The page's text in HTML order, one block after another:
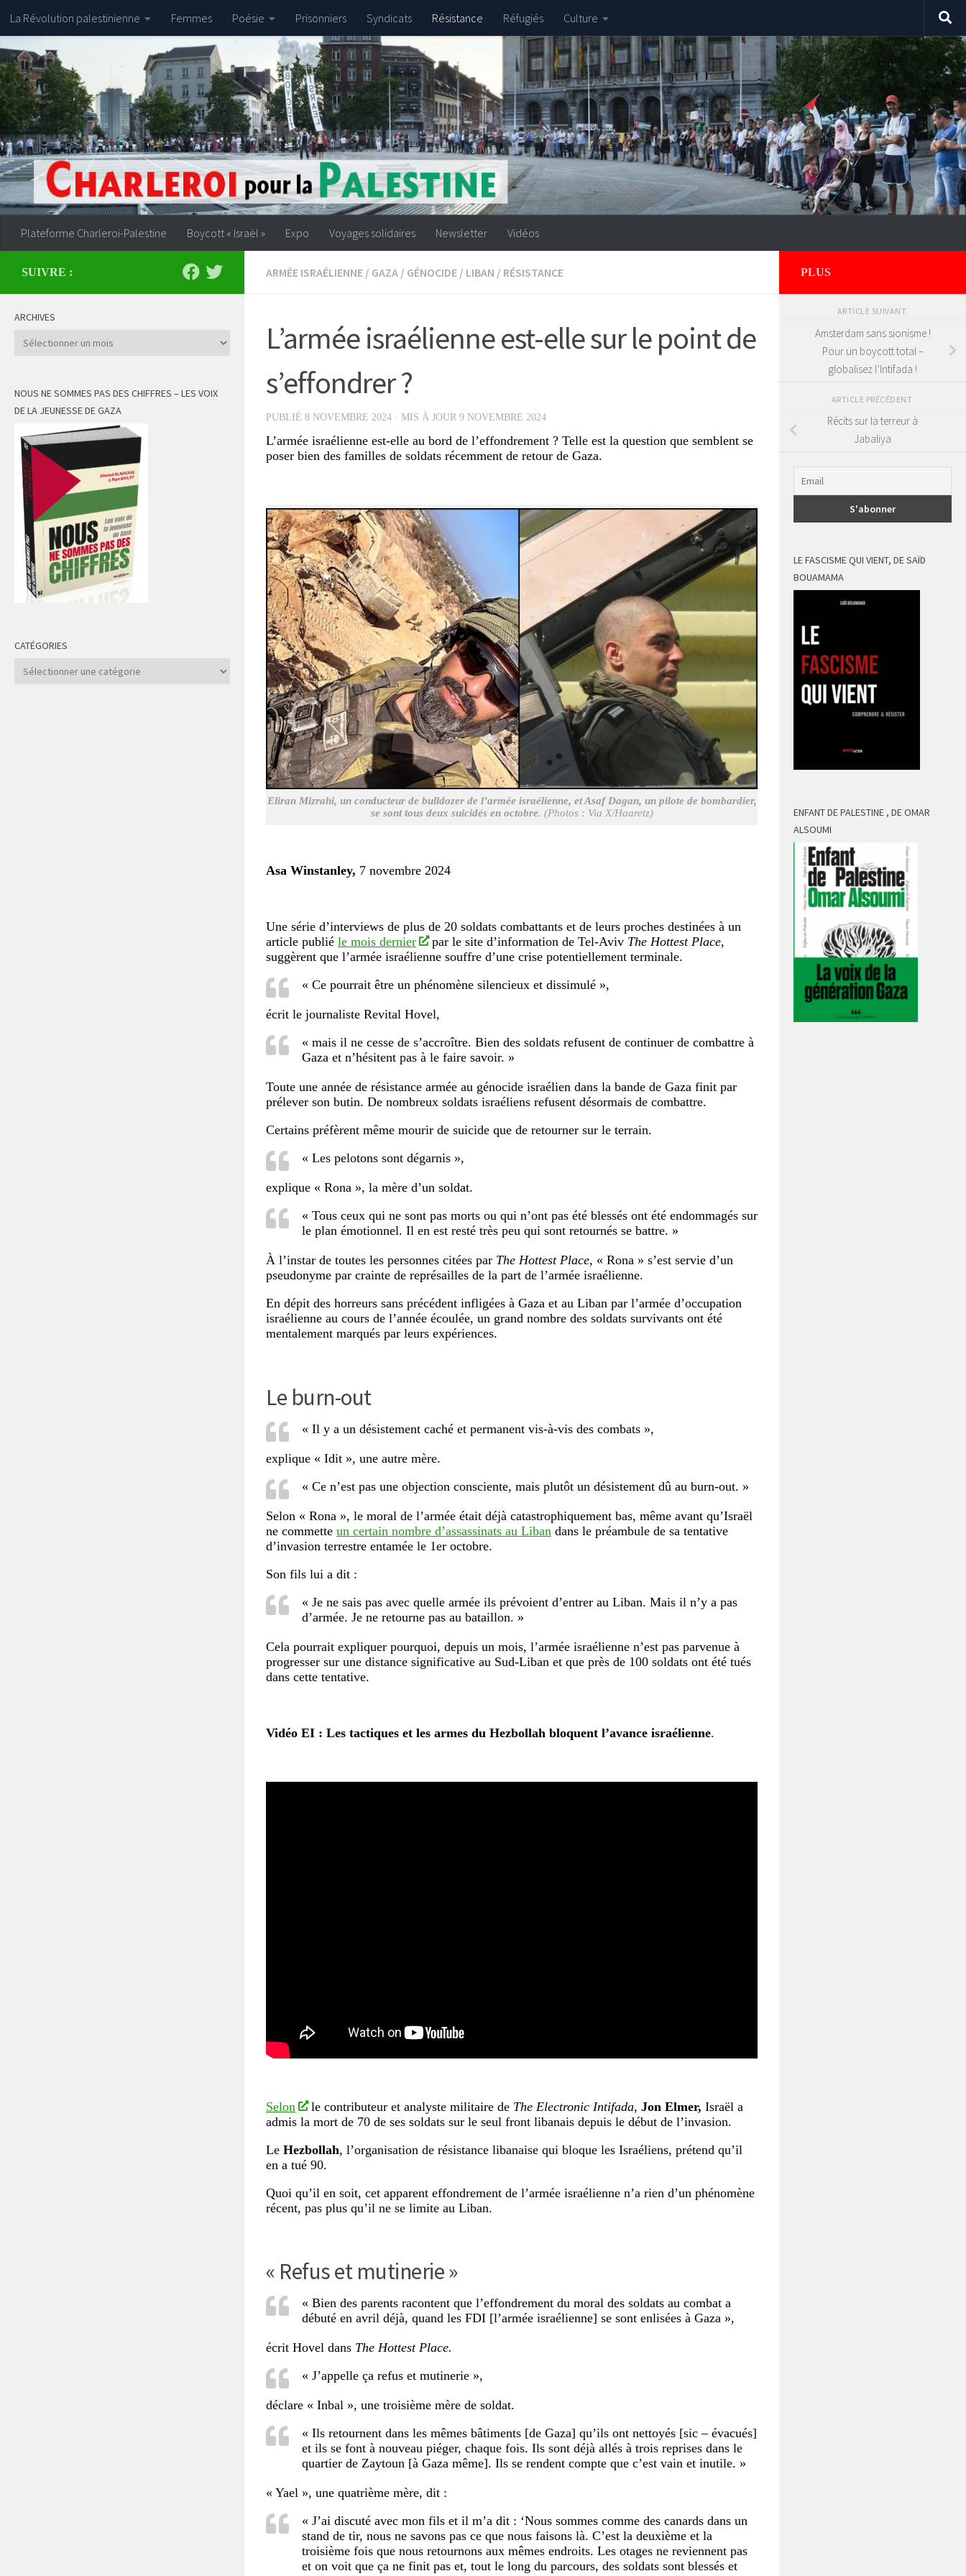
Skip to content
La Révolution palestinienne Femmes Poésie Prisonniers Syndicats Résistance Réfugiés Culture
Plateforme Charleroi-Palestine Boycott « Israël » Expo Voyages solidaires Newsletter Vidéos
ARMÉE ISRAÉLIENNE / GAZA / GÉNOCIDE / LIBAN / RÉSISTANCE
L’armée israélienne est-elle sur le point de
s’effondrer ?
PUBLIÉ 8 NOVEMBRE 2024 · MIS À JOUR 9 NOVEMBRE 2024
L’armée israélienne est-elle au bord de l’effondrement ? Telle est la question que semblent se
poser bien des familles de soldats récemment de retour de Gaza.
Eliran Mizrahi, un conducteur de bulldozer de l’armée israélienne, et Asaf Dagan, un pilote de bombardier,
se sont tous deux suicidés en octobre. (Photos : Via X/Haaretz)
Asa Winstanley, 7 novembre 2024
Une série d’interviews de plus de 20 soldats combattants et de leurs proches destinées à un
article publié le mois dernier par le site d’information de Tel-Aviv The Hottest Place,
suggèrent que l’armée israélienne souffre d’une crise potentiellement terminale.
« Ce pourrait être un phénomène silencieux et dissimulé »,
écrit le journaliste Revital Hovel,
« mais il ne cesse de s’accroître. Bien des soldats refusent de continuer de combattre à
Gaza et n’hésitent pas à le faire savoir. »
Toute une année de résistance armée au génocide israélien dans la bande de Gaza finit par
prélever son butin. De nombreux soldats israéliens refusent désormais de combattre.
Certains préfèrent même mourir de suicide que de retourner sur le terrain.
« Les pelotons sont dégarnis »,
explique « Rona », la mère d’un soldat.
« Tous ceux qui ne sont pas morts ou qui n’ont pas été blessés ont été endommagés sur
le plan émotionnel. Il en est resté très peu qui sont retournés se battre. »
À l’instar de toutes les personnes citées par The Hottest Place, « Rona » s’est servie d’un
pseudonyme par crainte de représailles de la part de l’armée israélienne.
En dépit des horreurs sans précédent infligées à Gaza et au Liban par l’armée d’occupation
israélienne au cours de l’année écoulée, un grand nombre des soldats survivants ont été
mentalement marqués par leurs expériences.
Le burn-out
« Il y a un désistement caché et permanent vis-à-vis des combats »,
explique « Idit », une autre mère.
« Ce n’est pas une objection consciente, mais plutôt un désistement dû au burn-out. »
Selon « Rona », le moral de l’armée était déjà catastrophiquement bas, même avant qu’Israël
ne commette un certain nombre d’assassinats au Liban dans le préambule de sa tentative
d’invasion terrestre entamée le 1er octobre.
Son fils lui a dit :
« Je ne sais pas avec quelle armée ils prévoient d’entrer au Liban. Mais il n’y a pas
d’armée. Je ne retourne pas au bataillon. »
Cela pourrait expliquer pourquoi, depuis un mois, l’armée israélienne n’est pas parvenue à
progresser sur une distance significative au Sud-Liban et que près de 100 soldats ont été tués
dans cette tentative.
Vidéo EI : Les tactiques et les armes du Hezbollah bloquent l’avance israélienne.
Selon le contributeur et analyste militaire de The Electronic Intifada, Jon Elmer, Israël a
admis la mort de 70 de ses soldats sur le seul front libanais depuis le début de l’invasion.
Le Hezbollah, l’organisation de résistance libanaise qui bloque les Israéliens, prétend qu’il
en a tué 90.
Quoi qu’il en soit, cet apparent effondrement de l’armée israélienne n’a rien d’un phénomène
récent, pas plus qu’il ne se limite au Liban.
« Refus et mutinerie »
« Bien des parents racontent que l’effondrement du moral des soldats au combat a
débuté en avril déjà, quand les FDI [l’armée israélienne] se sont enlisées à Gaza »,
écrit Hovel dans The Hottest Place.
« J’appelle ça refus et mutinerie »,
déclare « Inbal », une troisième mère de soldat.
« Ils retournent dans les mêmes bâtiments [de Gaza] qu’ils ont nettoyés [sic – évacués]
et ils se font à nouveau piéger, chaque fois. Ils sont déjà allés à trois reprises dans le
quartier de Zaytoun [à Gaza même]. Ils se rendent compte que c’est vain et inutile. »
« Yael », une quatrième mère, dit :
« J’ai discuté avec mon fils et il m’a dit : ‘Nous sommes comme des canards dans un
stand de tir, nous ne savons pas ce que nous faisons là. C’est la deuxième et la
troisième fois que nous retournons aux mêmes endroits. Les otages ne reviennent pas
et on voit que ça ne finit pas et, tout le long du parcours, des soldats sont blessés et
SUIVRE :
ARCHIVES
Archives
NOUS NE SOMMES PAS DES CHIFFRES – LES VOIX
DE LA JEUNESSE DE GAZA
CATÉGORIES
Catégories
PLUS
ARTICLE SUIVANT
Amsterdam sans sionisme !
Pour un boycott total –
globalisez l’Intifada !
ARTICLE PRÉCÉDENT
Récits sur la terreur à
Jabaliya
LE FASCISME QUI VIENT, DE SAÏD
BOUAMAMA
ENFANT DE PALESTINE , DE OMAR
ALSOUMI